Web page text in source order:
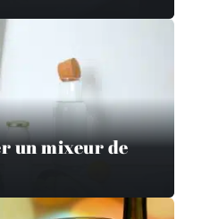
un mixeur de